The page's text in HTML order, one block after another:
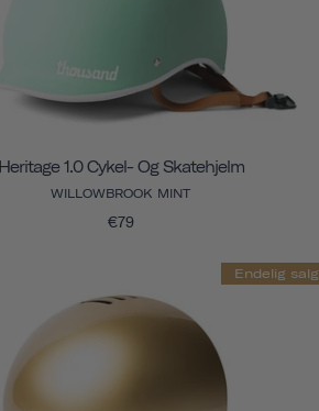
Heritage 1.0 Cykel- Og Skatehjelm
WILLOWBROOK MINT
€79
Endelig salg